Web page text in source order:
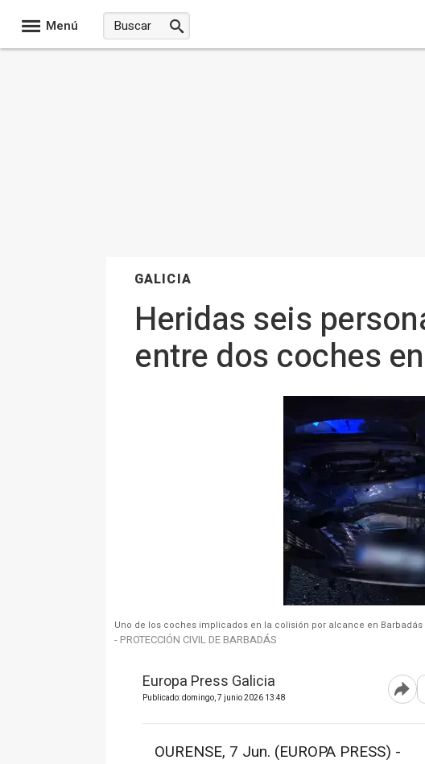
Menú
GALICIA
Heridas seis
entre dos coches
Uno de los coches implicados en la colisión por alcance en Barbadás
- PROTECCIÓN CIVIL DE BARBADÁS
Europa Press Galicia
Publicado: domingo, 7 junio 2026 13:48
OURENSE, 7 Jun. (EUROPA PRESS) -